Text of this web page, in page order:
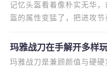
记忆头盔看着像朴实无华
盔的属性‌变猛了，把进攻
玛雅战刀在手解开多样
玛雅战刀是兼顾颜值与硬